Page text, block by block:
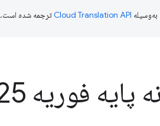
ترجمه شده است.
فوریه 2025